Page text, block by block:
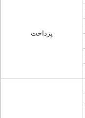
پرداخت